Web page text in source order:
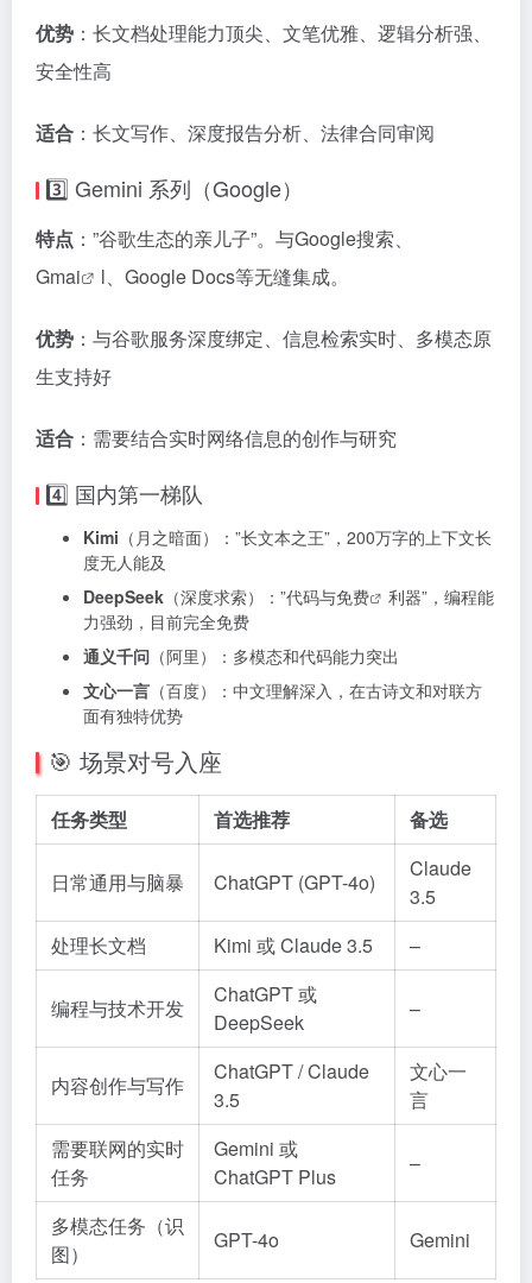
优势 ：长文档处理能力顶尖、文笔优雅、逻辑分析强、
安全性高
适合 ：长文写作、深度报告分析、法律合同审阅
3️⃣ Gemini 系列（Google）
特点 ：”谷歌生态的亲儿子”。与Google搜索、
Gmai l、Google Docs等无缝集成。
优势 ：与谷歌服务深度绑定、信息检索实时、多模态原
生支持好
适合 ：需要结合实时网络信息的创作与研究
4️⃣ 国内第一梯队
Kimi （月之暗面）：”长文本之王”，200万字的上下文长
度无人能及
DeepSeek （深度求索）：”代码与免费
利器”，编程能
力强劲，目前完全免费
通义千问 （阿里）：多模态和代码能力突出
文心一言 （百度）：中文理解深入，在古诗文和对联方
面有独特优势
🎯 场景对号入座
任务类型 首选推荐 备选
日常通用与脑暴 ChatGPT (GPT-4o)
Claude
3.5
处理长文档
Kimi 或 Claude 3.5 –
编程与技术开发
ChatGPT 或
DeepSeek
–
内容创作与写作
ChatGPT / Claude
3.5
文心一
言
需要联网的实时
任务
Gemini 或
ChatGPT Plus
–
多模态任务（识
图）
GPT-4o Gemini